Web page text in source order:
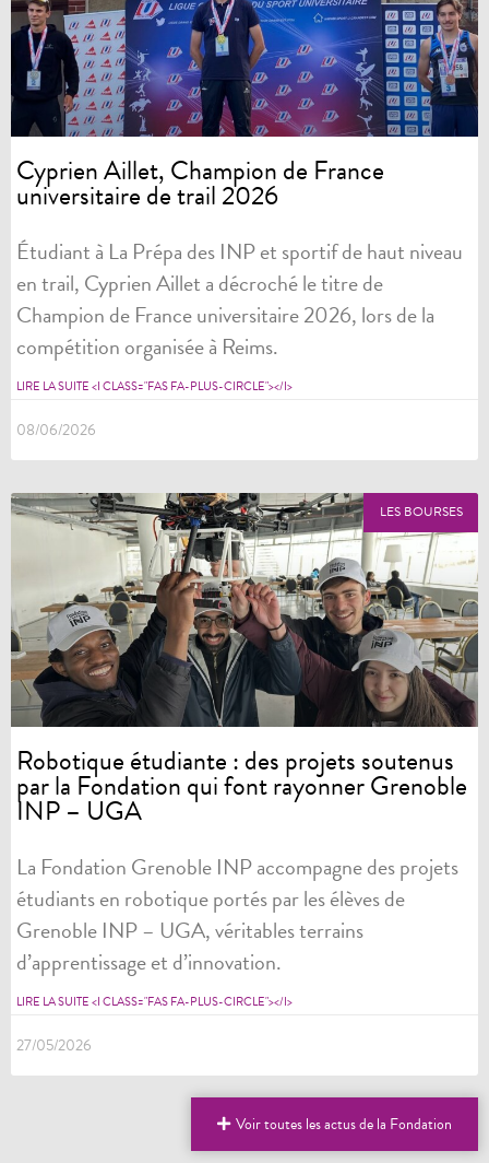
Cyprien Aillet, Champion de France
universitaire de trail 2026
Étudiant à La Prépa des INP et sportif de haut niveau
en trail, Cyprien Aillet a décroché le titre de
Champion de France universitaire 2026, lors de la
compétition organisée à Reims.
LIRE LA SUITE <I CLASS="FAS FA-PLUS-CIRCLE"></I>
08/06/2026
LES BOURSES
Robotique étudiante : des projets soutenus
par la Fondation qui font rayonner Grenoble
INP – UGA
La Fondation Grenoble INP accompagne des projets
étudiants en robotique portés par les élèves de
Grenoble INP – UGA, véritables terrains
d’apprentissage et d’innovation.
LIRE LA SUITE <I CLASS="FAS FA-PLUS-CIRCLE"></I>
27/05/2026
Voir toutes les actus de la Fondation